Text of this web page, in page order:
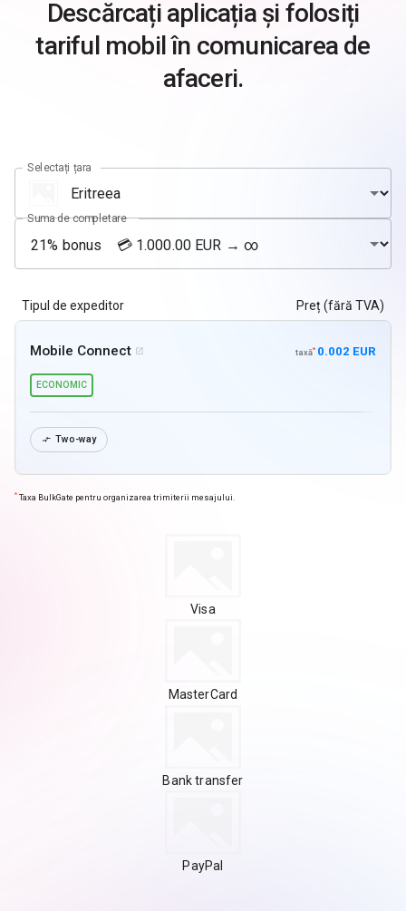
Descărcați aplicația și folosiți
tariful mobil în comunicarea de
afaceri.
Selectați țara
Suma de completare
Tipul de expeditor Preț (fără TVA)
Mobile Connect  taxă* 0.002 EUR
ECONOMIC
 Two-way
* Taxa BulkGate pentru organizarea trimiterii mesajului.
Visa
MasterCard
Bank transfer
PayPal